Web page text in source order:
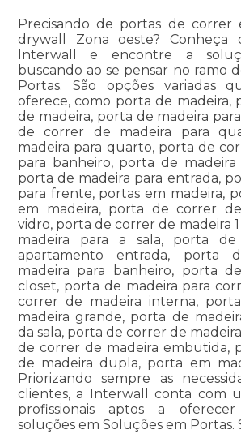
Precisando de portas de correr
drywall Zona oeste? Conheça
Interwall e encontre a
buscando ao se pensar no ramo
Portas. São opções variadas
oferece, como porta de madeira,
de madeira, porta de madeira
de correr de madeira para
madeira para quarto, porta de
para banheiro, porta de madeira
porta de madeira para entrada,
para frente, portas em madeira,
em madeira, porta de correr
vidro, porta de correr de madeira
madeira para a sala, porta de
apartamento entrada, porta
madeira para banheiro, porta
closet, porta de madeira para
correr de madeira interna,
madeira grande, porta de
da sala, porta de correr de
de correr de madeira embutida,
de madeira dupla, porta em
Priorizando sempre as
clientes, a Interwall conta com
profissionais aptos a
soluções em Soluções em Portas.